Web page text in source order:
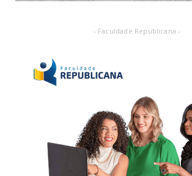
- Faculdade Republicana -